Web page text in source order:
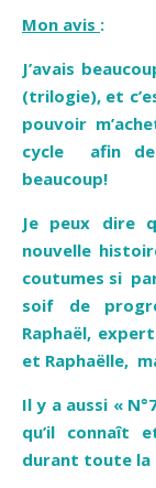
Mon avis :
J’avais
(trilogie), et
pouvoir
cycle afin de
beaucoup!
Je peux dire
nouvelle
coutumes si
soif de
Raphaël,
et Raphaëlle,
Il y a aussi «
qu’il connaît
durant toute la